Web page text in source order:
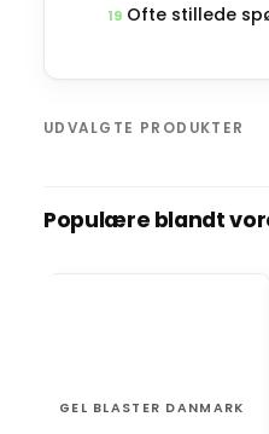
19 Ofte stillede
UDVALGTE PRODUKTER
Populære blandt
GEL BLASTER DANMARK